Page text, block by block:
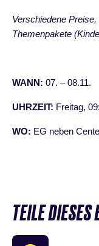
Verschiedene
Themenpakete
WANN: 07. – 08.11.
UHRZEIT: Freitag,
WO: EG neben
TEILE DIESES